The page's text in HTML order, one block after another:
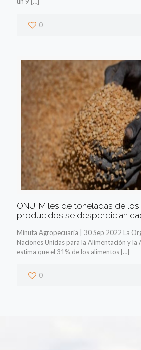
0
ONU: Miles de toneladas de
producidos se desperdician
Minuta Agropecuaria | 30 Sep 2022 La
Naciones Unidas para la Alimentación y la
estima que el 31% de los alimentos […]
0